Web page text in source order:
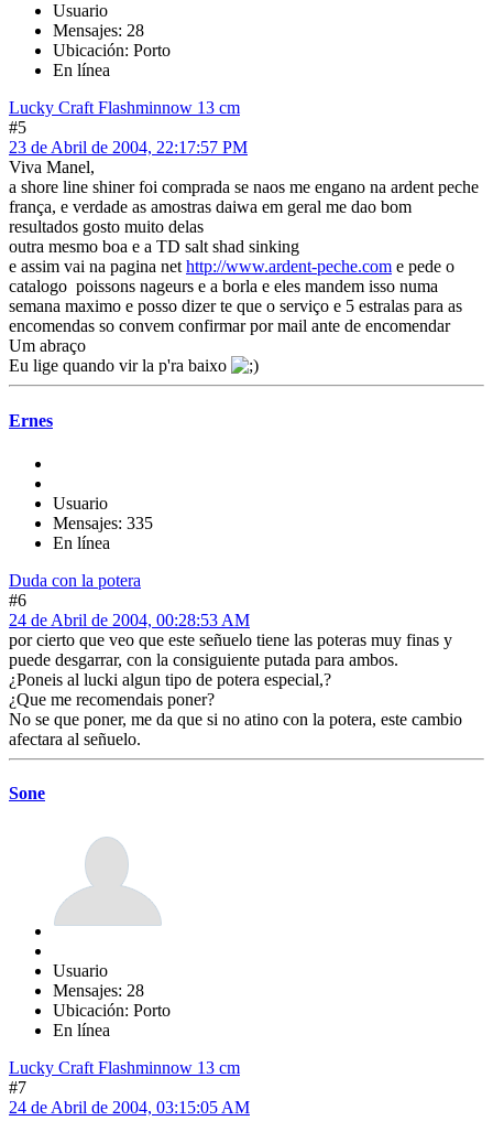
Usuario
Mensajes: 28
Ubicación: Porto
En línea
Lucky Craft Flashminnow 13 cm
#5
23 de Abril de 2004, 22:17:57 PM
Viva Manel,
a shore line shiner foi comprada se naos me engano na ardent peche
frança, e verdade as amostras daiwa em geral me dao bom
resultados gosto muito delas
outra mesmo boa e a TD salt shad sinking
e assim vai na pagina nethttp://www.ardent-peche.com e pede o
catalogo poissons nageurs e a borla e eles mandem isso numa
semana maximo e posso dizer te que o serviço e 5 estralas para as
encomendas so convem confirmar por mail ante de encomendar
Um abraço
Eu lige quando vir la p'ra baixo
Ernes
Usuario
Mensajes: 335
En línea
Duda con la potera
#6
24 de Abril de 2004, 00:28:53 AM
por cierto que veo que este señuelo tiene las poteras muy finas y
puede desgarrar, con la consiguiente putada para ambos.
¿Poneis al lucki algun tipo de potera especial,?
¿Que me recomendais poner?
No se que poner, me da que si no atino con la potera, este cambio
afectara al señuelo.
Sone
Usuario
Mensajes: 28
Ubicación: Porto
En línea
Lucky Craft Flashminnow 13 cm
#7
24 de Abril de 2004, 03:15:05 AM